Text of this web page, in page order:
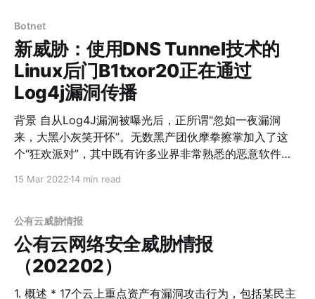
PassiveDNS、网站页面的WebDB等等。这些基础数据库
的条目以十亿或千亿为单位
network
Botnet
新威胁：使用DNS Tunnel技术的
Linux后门B1txor20正在通过
Log4j漏洞传播
背景 自从Log4J漏洞被曝光后，正所谓"忽如一夜漏洞
来，大黑小灰笑开怀”。无数黑产团伙摩拳擦掌加入了这
个“狂欢派对”，其中既有许多业界非常熟悉的恶意软件家
一杯羹。360Netlab作为专注于蜜罐和Botnet检测跟踪的
网络利用，期间我们看到了Elknot，Gafgyt，Mirai等老
朋友的从不缺席，也见证了一些新朋友的粉墨登场。
2022年2月9日，360Netlab的蜜罐系统捕获了一个未知
的ELF文件通过Log4J漏洞传播，此文件在运行时产生的
网络流量引发了疑似DNS Tunnel的告警，这引起了我们的
15 Mar 2022 14 min read
公有云威胁情报
公有云网络安全威胁情报
（202202）
1. 概述 * 17个云上重点资产有漏洞攻击行为，包括某民主